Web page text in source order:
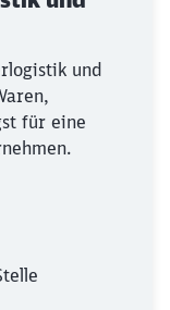
und
für eine